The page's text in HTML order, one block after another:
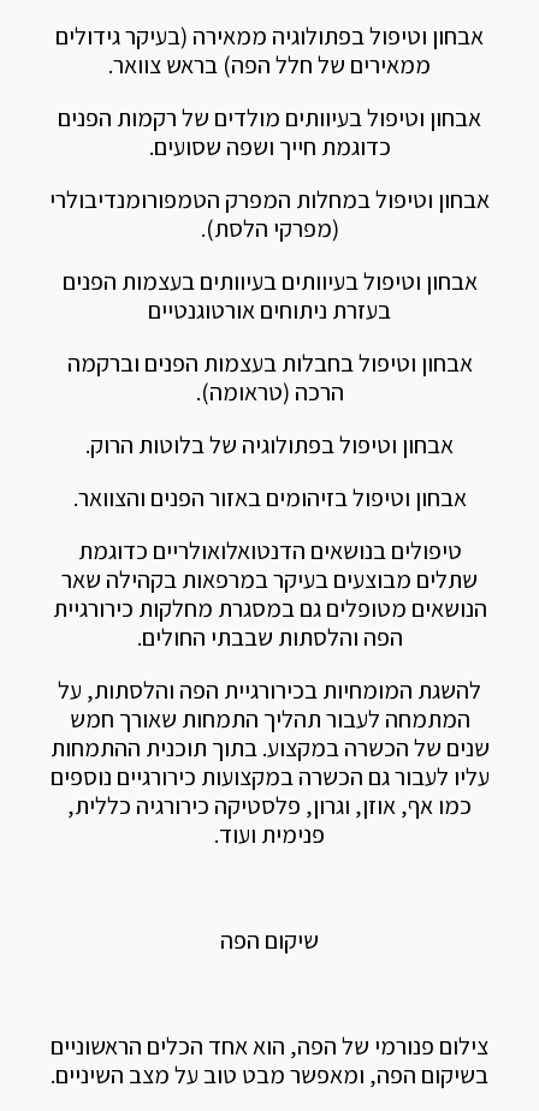
אבחון וטיפול בפתולוגיה ממאירה (בעיקר גידולים
ממאירים של חלל הפה) בראש צוואר.
אבחון וטיפול בעיוותים מולדים של רקמות הפנים
כדוגמת חייך ושפה שסועים.
אבחון וטיפול במחלות המפרק הטמפורומנדיבולרי
(מפרקי הלסת).
אבחון וטיפול בעיוותים בעיוותים בעצמות הפנים
בעזרת ניתוחים אורטוגנטיים
אבחון וטיפול בחבלות בעצמות הפנים וברקמה
הרכה (טראומה).
אבחון וטיפול בפתולוגיה של בלוטות הרוק.
אבחון וטיפול בזיהומים באזור הפנים והצוואר.
טיפולים בנושאים הדנטואלואולריים כדוגמת
שתלים מבוצעים בעיקר במרפאות בקהילה שאר
הנושאים מטופלים גם במסגרת מחלקות כירורגיית
הפה והלסתות שבבתי החולים.
להשגת המומחיות בכירורגיית הפה והלסתות, על
המתמחה לעבור תהליך התמחות שאורך חמש
שנים של הכשרה במקצוע. בתוך תוכנית ההתמחות
עליו לעבור גם הכשרה במקצועות כירורגיים נוספים
כמו אף, אוזן, וגרון, פלסטיקה כירורגיה כללית,
פנימית ועוד.
שיקום הפה
צילום פנורמי של הפה, הוא אחד הכלים הראשוניים
בשיקום הפה, ומאפשר מבט טוב על מצב השיניים.